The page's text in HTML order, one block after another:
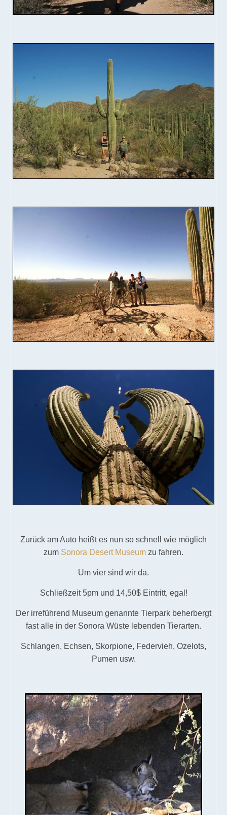
Zurück am Auto heißt es nun so schnell wie möglich
zum Sonora Desert Museum zu fahren.
Um vier sind wir da.
Schließzeit 5pm und 14,50$ Eintritt, egal!
Der irreführend Museum genannte Tierpark beherbergt
fast alle in der Sonora Wüste lebenden Tierarten.
Schlangen, Echsen, Skorpione, Federvieh, Ozelots,
Pumen usw.